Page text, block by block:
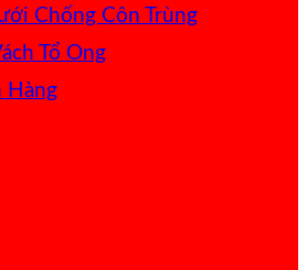
Chống Côn Trùng
Tổ Ong
Hàng